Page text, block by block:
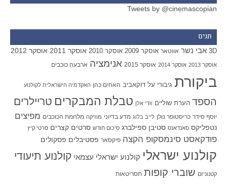
Tweets by @cinemascopian
תגים
3D אבי נשר אווטאר אוסקר 2009 אוסקר 2010 אוסקר 2011 אוסקר 2012
אוסקר 2013 אוסקר 2014 אוסקר 2015 אנימציה ארבעה כוכבים
ביקורת גיבורי על דוקאביב האחים כהן האקדמיה הישראלית לקולנוע
הספד הערת שוליים וודי אלן טבלת המבקרים טריילרים
יוסף סידר כריסטופר נולן לייב בלוג מדע בדיוני מוזיקה מלחמת הכוכבים מפיצים
נטפליקס סאנדאנס סטיבן ספילברג סיכום חודש סרטים קצרים סרטי קיץ
פודקאסט סינמסקופ הקצה פיקסאר פסטיבלים פסקולים
קולנוע ישראלי קולנוע ישראלי עצמאי קולנוע תיעודי
קטנוניזם שוברי קופות תסריטאות